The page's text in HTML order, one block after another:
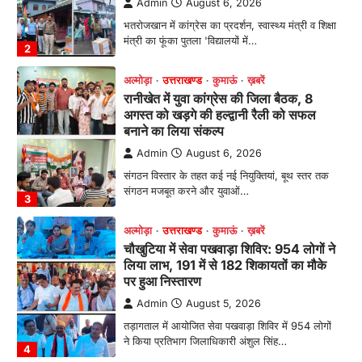
3
अल्मोड़ा उत्तराखण्ड कुमाऊं ख़बरें
रानीखेत में युवा कांग्रेस की जिला बैठक, 8
बनाने का लिया संकल्प
Admin August 6, 2026
संगठन विस्तार के तहत कई नई नियुक्तियां, बूथ स्तर तक
संगठन मजबूत करने और युवाओं…
4
अल्मोड़ा उत्तराखण्ड कुमाऊं ख़बरें
चौखुटिया में सेवा पखवाड़ा शिविर: 954 लोगों ने
पर हुआ निस्तारण
Admin August 5, 2026
तड़ागताल में आयोजित सेवा पखवाड़ा शिविर में 954 लोगों
ने किया प्रतिभाग जिलाधिकारी अंशुल सिंह…
अल्मोड़ा उत्तराखण्ड कुमाऊं ख़बरें धार्मिक
मानिला देवी मंदिर में श्रीमद्भागवत कथा के चतुर्थ